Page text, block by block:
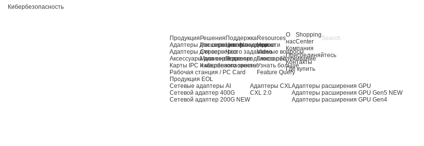
Продукция
Адаптеры для серверов AI
Адаптеры для серверов
Аксессуары для сервера
Карты IPC и машинного зрения
Рабочая станция / PC Card
Продукция EOL
Сетевые адаптеры AI
Сетевой адаптер 400G
Сетевой адаптер 200G NEW
Адаптеры CXL
CXL 2.0
Адаптеры расширения GPU
Адаптеры расширения GPU Gen5 NEW
Адаптеры расширения GPU Gen4
Решения
Расширение хранилища
Сервер
Машинное зрение
Кибербезопасность
Поддержка
Центр поддержки
Часто задаваемые вопросы
Послепродажное обслуживание
Resources
Новости
Video
Глоссарий
Узнать больше
Feature Query
О
нас
Компания
Присоединяйтесь
Контакты
Где купить
Shopping
Center
Кибербезопасность